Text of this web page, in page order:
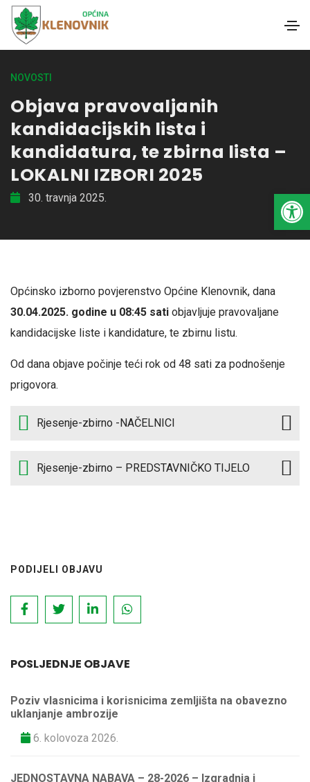
Open toolbar
NOVOSTI
Objava pravovaljanih
kandidacijskih lista i
kandidatura, te zbirna lista –
LOKALNI IZBORI 2025
30. travnja 2025.
Općinsko izborno povjerenstvo Općine Klenovnik, dana
30.04.2025. godine u 08:45 sati objavljuje pravovaljane
kandidacijske liste i kandidature, te zbirnu listu.
Od dana objave počinje teći rok od 48 sati za podnošenje
prigovora.
Rjesenje-zbirno -NAČELNICI
Rjesenje-zbirno – PREDSTAVNIČKO TIJELO
PODIJELI OBJAVU
POSLJEDNJE OBJAVE
Poziv vlasnicima i korisnicima zemljišta na obavezno
uklanjanje ambrozije
6. kolovoza 2026.
JEDNOSTAVNA NABAVA – 28-2026 – Izgradnja i